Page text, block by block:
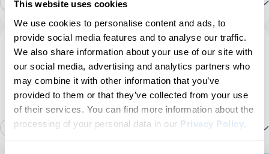
This website uses cookies
We use cookies to personalise content and ads, to
provide social media features and to analyse our traffic.
We also share information about your use of our site with
our social media, advertising and analytics partners who
may combine it with other information that you’ve
provided to them or that they’ve collected from your use
of their services. You can find more information about the
processing of your personal data in our Privacy Policy.
Maletero
Lunas y Techo Solar 1
ABS
Módulo de distribución inteligente de energía
al habitáculo del motor (IPDM E/R)
Transmisión
Live Data del número de revoluciones de la
rueda
Información de la batería del vehículo
Datos del motor
4
Servicio
Realice el mantenimiento sin la ayuda de un
mecánico y evite el tiempo de espera y los costos
adicionales en el taller.
3 Mostrar más